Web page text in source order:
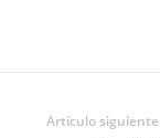
Artículo siguiente